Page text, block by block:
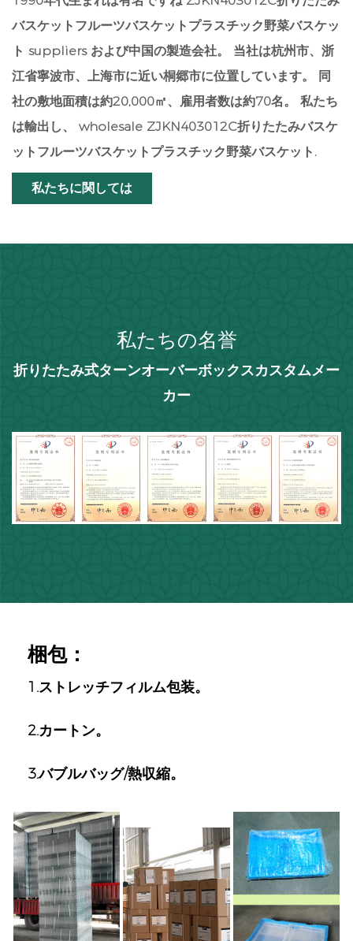
バスケットフルーツバスケットプラスチック野菜バスケッ
ト suppliersおよび中国の製造会社。 当社は杭州市、浙
江省寧波市、上海市に近い桐郷市に位置しています。 同
社の敷地面積は約20,000㎡、雇用者数は約70名。 私たち
は輸出し、 wholesale ZJKN403012C折りたたみバスケ
ットフルーツバスケットプラスチック野菜バスケット .
私たちに関しては
私たちの名誉
折りたたみ式ターンオーバーボックスカスタムメー
カー
梱包：
1.ストレッチフィルム包装。
2.カートン。
3.バブルバッグ/熱収縮。